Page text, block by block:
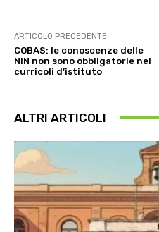
ARTICOLO PRECEDENTE
COBAS: le conoscenze delle
NIN non sono obbligatorie nei
curricoli d’istituto
ALTRI ARTICOLI